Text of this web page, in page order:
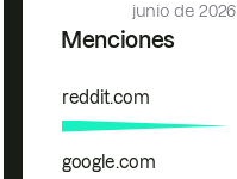
Menciones
junio de 2026
Marca Menciones
reddit.com
google.com